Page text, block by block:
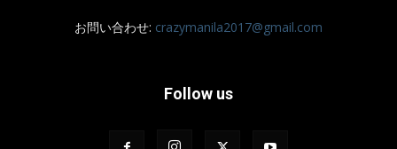
お問い合わせ: crazymanila2017@gmail.com
Follow us